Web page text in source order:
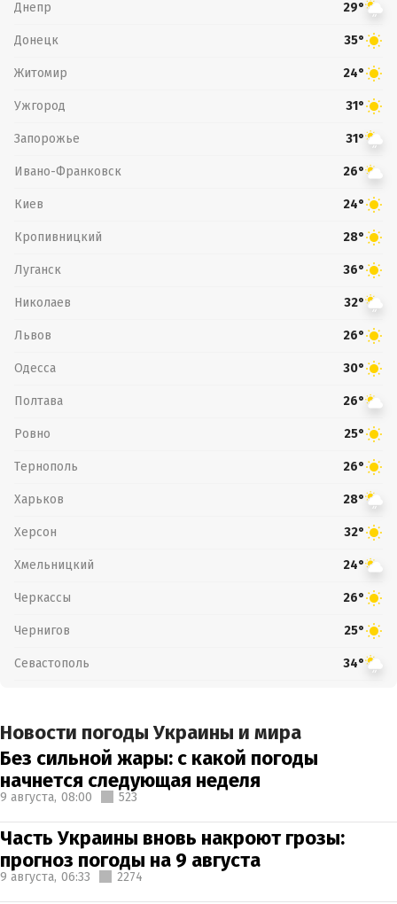
Днепр 29°
Донецк 35°
Житомир 24°
Ужгород 31°
Запорожье 31°
Ивано-Франковск 26°
Киев 24°
Кропивницкий 28°
Луганск 36°
Николаев 32°
Львов 26°
Одесса 30°
Полтава 26°
Ровно 25°
Тернополь 26°
Харьков 28°
Херсон 32°
Хмельницкий 24°
Черкассы 26°
Чернигов 25°
Севастополь 34°
Новости погоды Украины и мира
Без сильной жары: с какой погоды
начнется следующая неделя
9 августа, 08:00 523
Часть Украины вновь накроют грозы:
прогноз погоды на 9 августа
9 августа, 06:33 2274